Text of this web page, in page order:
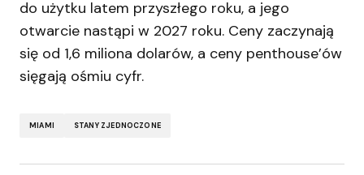
do użytku latem przyszłego roku, a jego
otwarcie nastąpi w 2027 roku. Ceny zaczynają
się od 1,6 miliona dolarów, a ceny penthouse’ów
sięgają ośmiu cyfr.
MIAMI STANY ZJEDNOCZONE